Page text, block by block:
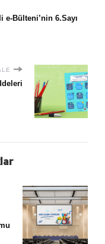
e-Bülteni’nin 6.Sayı